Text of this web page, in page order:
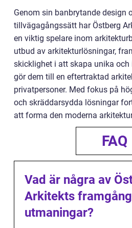
Genom sin banbrytande design
tillvägagångssätt har Östberg
en viktig spelare inom
utbud av arkitekturlösningar,
skicklighet i att skapa unika
gör dem till en eftertraktad
privatpersoner. Med fokus på
och skräddarsydda lösningar
att forma den moderna
FAQ
Vad är några av
Arkitekts
utmaningar?